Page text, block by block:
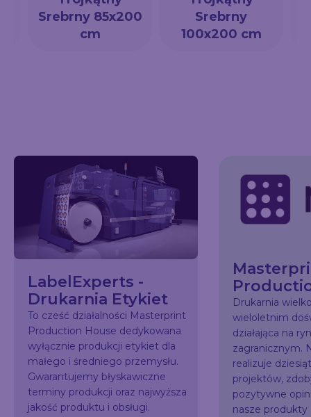
Srebrny 85x200
cm
Srebrny
100x200 cm
LabelExperts -
Drukarnia Etykiet
To cześć działalności Masterprint
Production House dedykowana
wyłącznie produkcji etykiet dla
małego i średniego przemysłu.
Gwarantujemy błyskawiczne
terminy produkcji oraz najwyższa
jakość produktu i obsługi.
Drukarnia
wieloletnim
działająca na
zagranicznym.
realizuje
projektów,
pozytywne
nasze